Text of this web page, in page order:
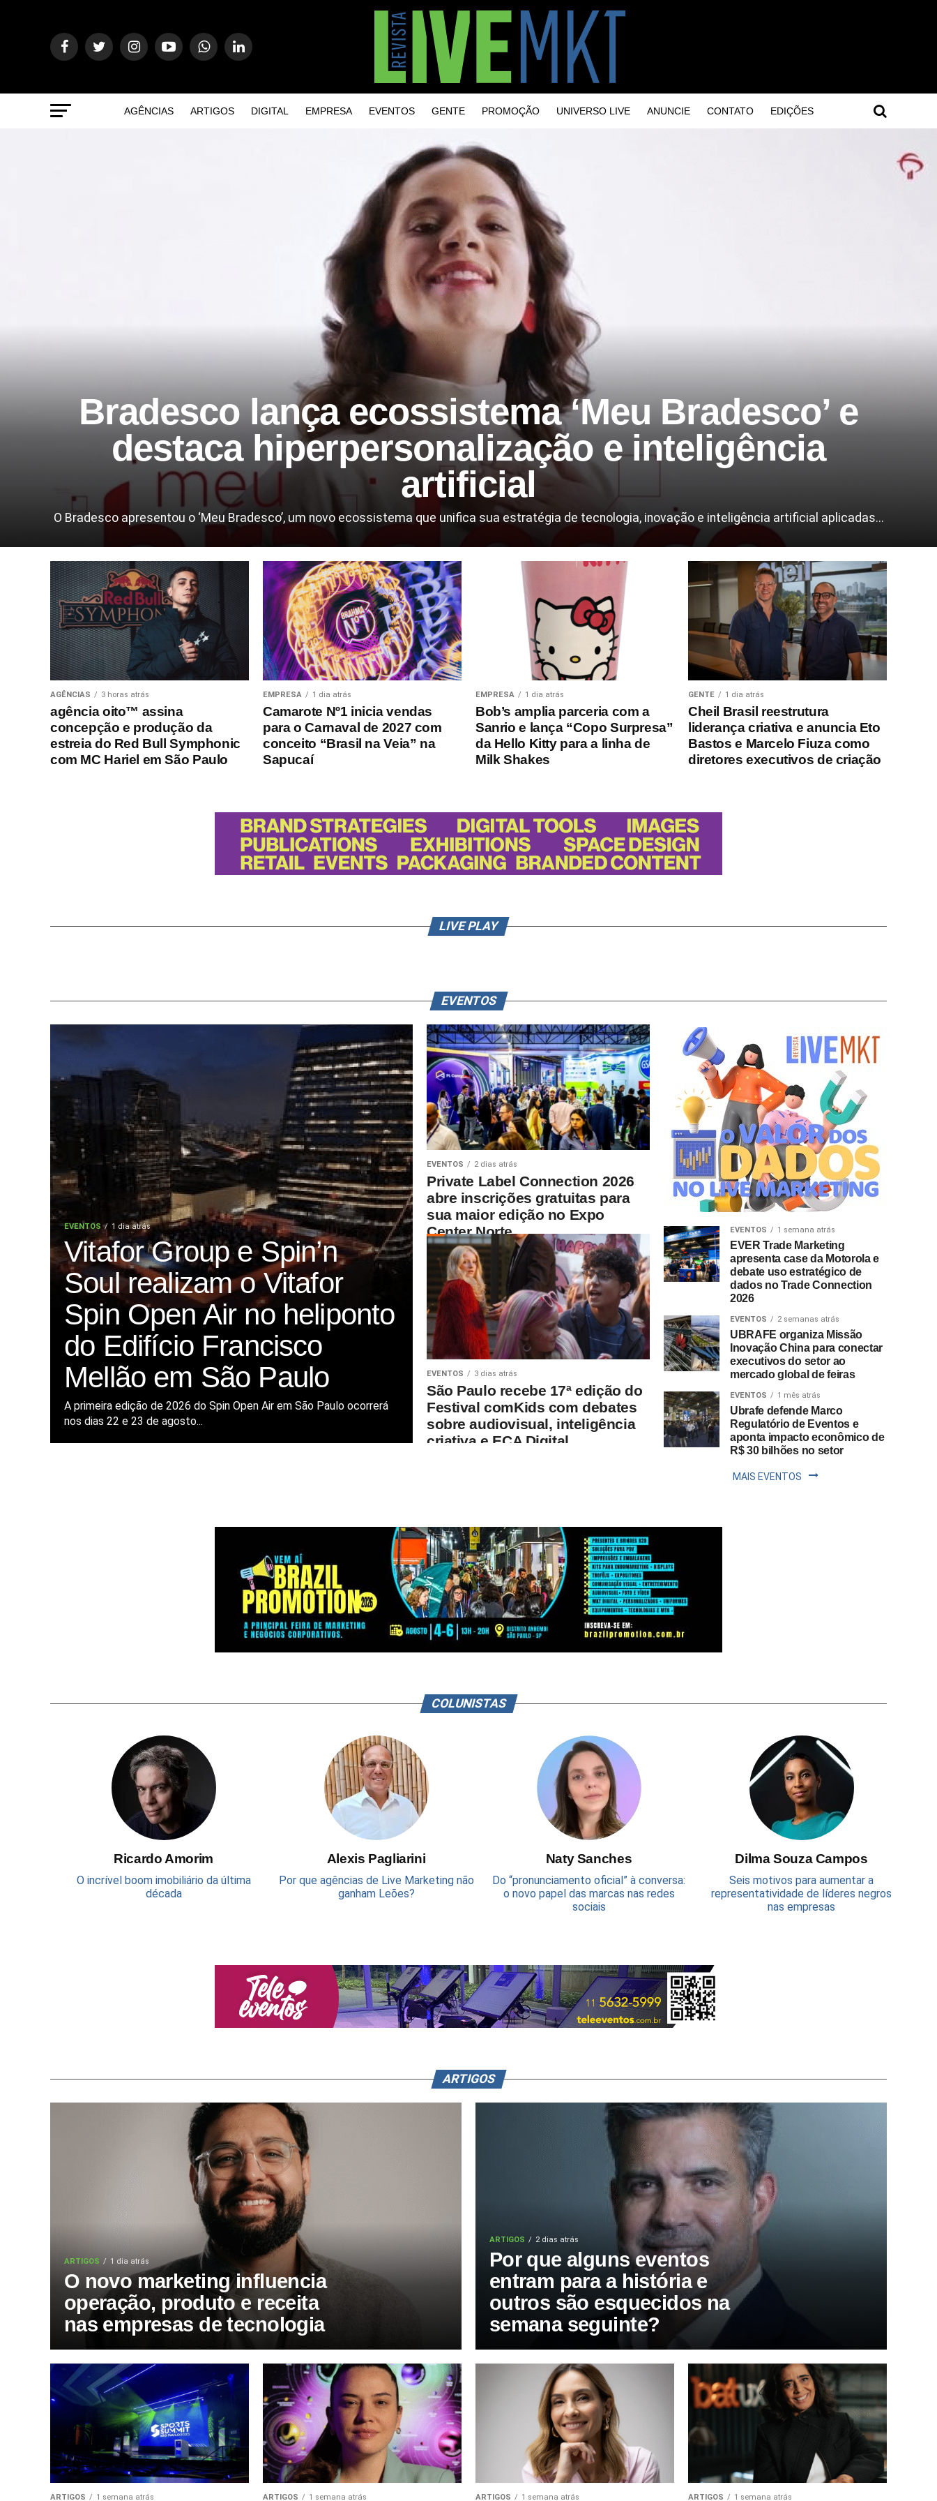
AGÊNCIAS ARTIGOS DIGITAL EMPRESA EVENTOS GENTE PROMOÇÃO UNIVERSO LIVE ANUNCIE CONTATO EDIÇÕES
Bradesco lança ecossistema ‘Meu Bradesco’ e
destaca hiperpersonalização e inteligência
artificial
O Bradesco apresentou o ‘Meu Bradesco’, um novo ecossistema que unifica sua estratégia de tecnologia, inovação e inteligência artificial aplicadas...
AGÊNCIAS 3 horas atrás
agência oito™ assina
concepção e produção da
estreia do Red Bull Symphonic
com MC Hariel em São Paulo
EMPRESA 1 dia atrás
Camarote Nº1 inicia vendas
para o Carnaval de 2027 com
conceito “Brasil na Veia” na
Sapucaí
EMPRESA 1 dia atrás
Bob’s amplia parceria com a
Sanrio e lança “Copo Surpresa”
da Hello Kitty para a linha de
Milk Shakes
GENTE 1 dia atrás
Cheil Brasil reestrutura
liderança criativa e anuncia Eto
Bastos e Marcelo Fiuza como
diretores executivos de criação
LIVE PLAY
EVENTOS
EVENTOS 1 dia atrás
Vitafor Group e Spin’n
Soul realizam o Vitafor
Spin Open Air no heliponto
do Edifício Francisco
Mellão em São Paulo
A primeira edição de 2026 do Spin Open Air em São Paulo ocorrerá
nos dias 22 e 23 de agosto...
EVENTOS 2 dias atrás
Private Label Connection 2026
abre inscrições gratuitas para
sua maior edição no Expo
Center Norte
EVENTOS 3 dias atrás
São Paulo recebe 17ª edição do
Festival comKids com debates
sobre audiovisual, inteligência
criativa e ECA Digital
EVENTOS 1 semana atrás
EVER Trade Marketing
apresenta case da Motorola e
debate uso estratégico de
dados no Trade Connection
2026
EVENTOS 2 semanas atrás
UBRAFE organiza Missão
Inovação China para conectar
executivos do setor ao
mercado global de feiras
EVENTOS 1 mês atrás
Ubrafe defende Marco
Regulatório de Eventos e
aponta impacto econômico de
R$ 30 bilhões no setor
MAIS EVENTOS
COLUNISTAS
Ricardo Amorim
O incrível boom imobiliário da última
década
Alexis Pagliarini
Por que agências de Live Marketing não
ganham Leões?
Naty Sanches
Do “pronunciamento oficial” à conversa:
o novo papel das marcas nas redes
sociais
Dilma Souza Campos
Seis motivos para aumentar a
representatividade de líderes negros
nas empresas
ARTIGOS
ARTIGOS 1 dia atrás
O novo marketing influencia
operação, produto e receita
nas empresas de tecnologia
ARTIGOS 2 dias atrás
Por que alguns eventos
entram para a história e
outros são esquecidos na
semana seguinte?
ARTIGOS 1 semana atrás ARTIGOS 1 semana atrás ARTIGOS 1 semana atrás ARTIGOS 1 semana atrás